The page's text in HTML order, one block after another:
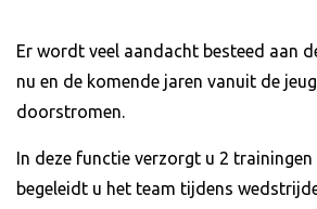
Er wordt veel aandacht besteed aan
nu en de komende jaren vanuit de
doorstromen.
In deze functie verzorgt u 2 trainingen
begeleidt u het team tijdens